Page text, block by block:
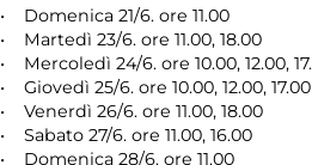
• Domenica 21/6. ore 11.00
• Martedì 23/6. ore 11.00, 18.00
• Mercoledì 24/6. ore 10.00, 12.00,
• Giovedì 25/6. ore 10.00, 12.00, 17.00
• Venerdì 26/6. ore 11.00, 18.00
• Sabato 27/6. ore 11.00, 16.00
• Domenica 28/6. ore 11.00